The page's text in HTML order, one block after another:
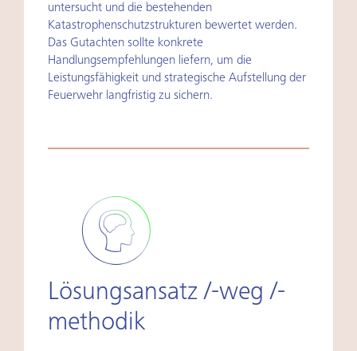
untersucht und die bestehenden
Katastrophenschutzstrukturen bewertet werden.
Das Gutachten sollte konkrete
Handlungsempfehlungen liefern, um die
Leistungsfähigkeit und strategische Aufstellung der
Feuerwehr langfristig zu sichern.
Lösungsansatz /-weg /-
methodik